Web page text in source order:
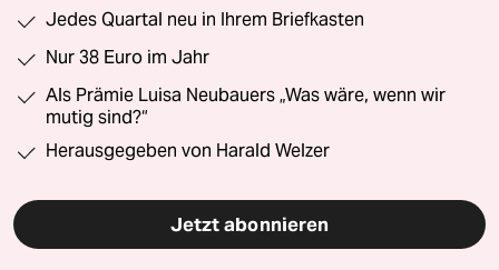
Jedes Quartal neu in Ihrem Briefkasten
Nur 38 Euro im Jahr
Als Prämie Luisa Neubauers „Was wäre, wenn wir
mutig sind?“
Herausgegeben von Harald Welzer
Jetzt abonnieren